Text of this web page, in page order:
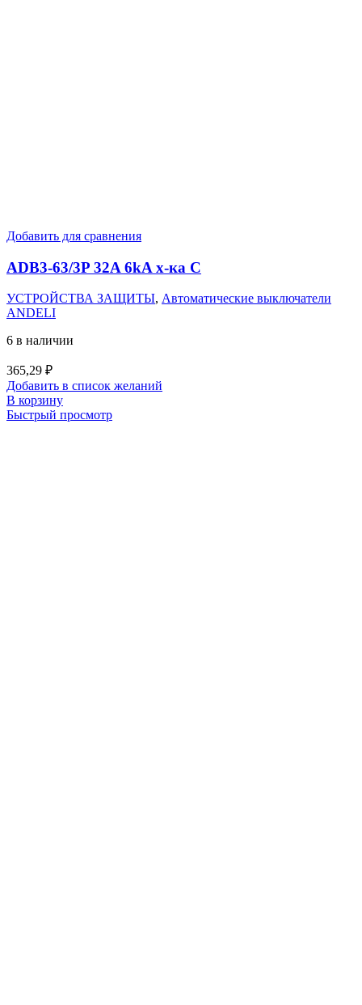
Добавить для сравнения
ADB3-63/3P 32A 6kA х-ка C
УСТРОЙСТВА ЗАЩИТЫ, Автоматические выключатели
ANDELI
6 в наличии
365,29 ₽
Добавить в список желаний
В корзину
Быстрый просмотр